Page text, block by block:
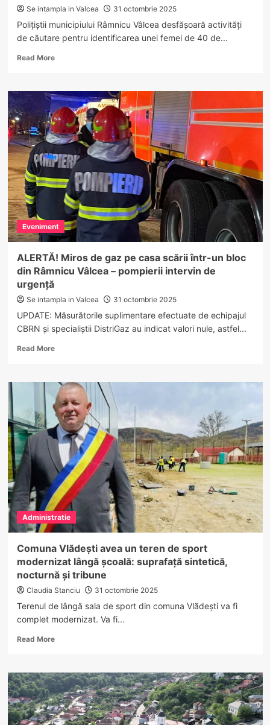
Se intampla in Valcea 31 octombrie 2025
Polițiștii municipiului Râmnicu Vâlcea desfășoară activități
de căutare pentru identificarea unei femei de 40 de...
Read MoreRead
AȚI
VĂZUT-
O?
Gabriela
a
dispărut
din
Râmnicu
Vâlcea
Eveniment
ALERTĂ! Miros de gaz pe casa scării într-un bloc
din Râmnicu Vâlcea – pompierii intervin de
urgență
Se intampla in Valcea 31 octombrie 2025
UPDATE: Măsurătorile suplimentare efectuate de echipajul
CBRN și specialiștii DistriGaz au indicat valori nule, astfel...
Read MoreRead
ALERTĂ!
Miros
de
gaz
pe
casa
scării
într-
un
bloc
din
Râmnicu
Vâlcea
–
intervin
de
urgență
Administratie
Comuna Vlădești avea un teren de sport
modernizat lângă școală: suprafață sintetică,
nocturnă și tribune
Claudia Stanciu 31 octombrie 2025
Terenul de lângă sala de sport din comuna Vlădești va fi
complet modernizat. Va fi...
Read MoreRead
Comuna
Vlădești
avea
un
teren